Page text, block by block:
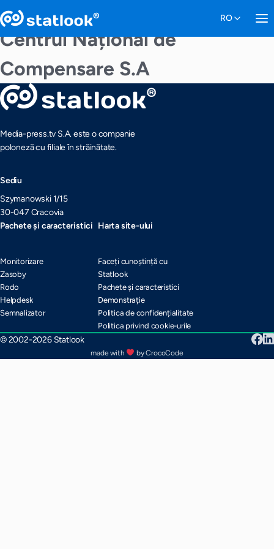
Centrul Național de
Compensare S.A
Media-press.tv S.A. este o companie
poloneză cu filiale în străinătate.
Sediu
Szymanowski 1/15
30-047 Cracovia
Pachete și caracteristici
Monitorizare
Zasoby
Rodo
Helpdesk
Semnalizator
Harta site-ului
Faceți cunoștință cu
Statlook
Pachete și caracteristici
Demonstrație
Politica de confidențialitate
Politica privind cookie-urile
© 2002-2026 Statlook
made with by CrocoCode